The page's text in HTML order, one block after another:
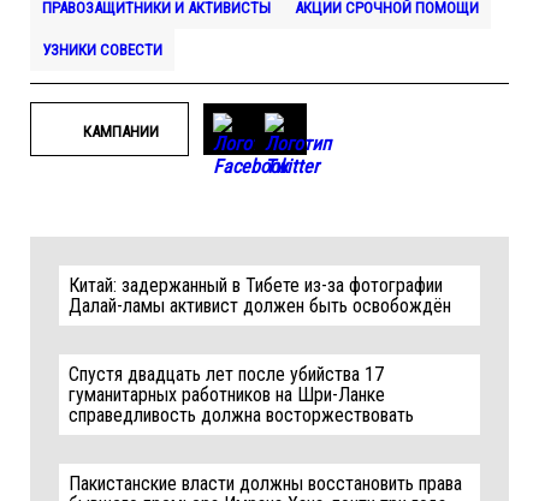
ПРАВОЗАЩИТНИКИ И АКТИВИСТЫ АКЦИИ СРОЧНОЙ ПОМОЩИ
УЗНИКИ СОВЕСТИ
КАМПАНИИ
Китай: задержанный в Тибете из-за фотографии
Далай-ламы активист должен быть освобождён
Спустя двадцать лет после убийства 17
гуманитарных работников на Шри-Ланке
справедливость должна восторжествовать
Пакистанские власти должны восстановить права